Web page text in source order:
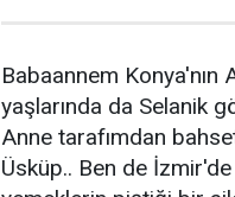
Babaannem
yaşlarında da Selanik
Anne tarafımdan
Üsküp.. Ben de